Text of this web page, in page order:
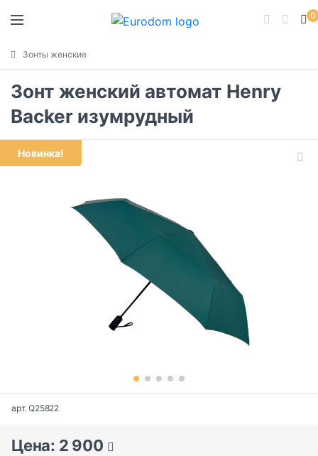
0
Зонты женские
Зонт женский автомат Henry
Backer изумрудный
Новинка!
арт. Q25822
Цена: 2 900